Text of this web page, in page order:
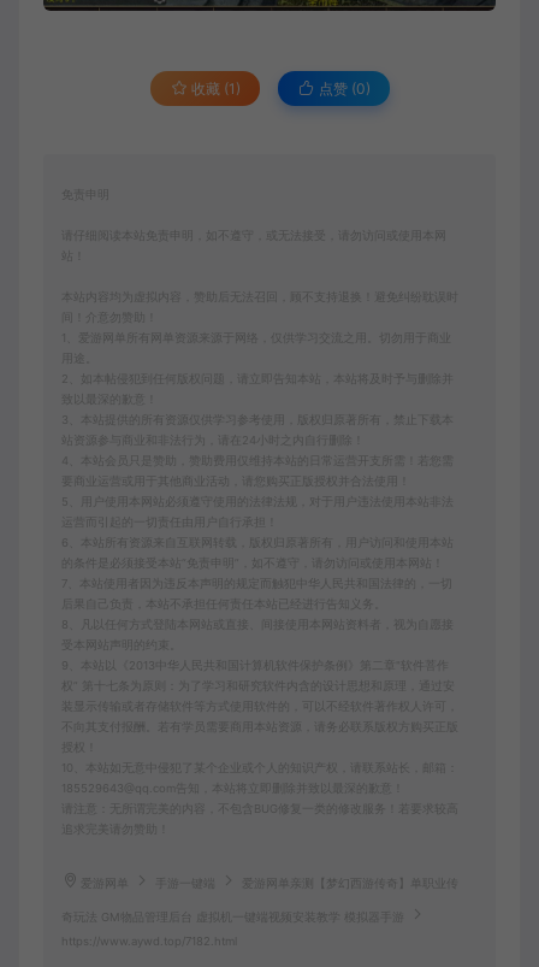
收藏 (1) 点赞 (0)
免责申明
请仔细阅读本站免责申明，如不遵守，或无法接受，请勿访问或使用本网
本站内容均为虚拟内容，赞助后无法召回，顾不支持退换！避免纠纷耽误时
间！介意勿赞助！
1、爱游网单所有网单资源来源于网络，仅供学习交流之用。切勿用于商业
2、如本帖侵犯到任何版权问题，请立即告知本站，本站将及时予与删除并
致以最深的歉意！
3、本站提供的所有资源仅供学习参考使用，版权归原著所有，禁止下载本
站资源参与商业和非法行为，请在24小时之内自行删除！
4、本站会员只是赞助，赞助费用仅维持本站的日常运营开支所需！若您需
要商业运营或用于其他商业活动，请您购买正版授权并合法使用！
5、用户使用本网站必须遵守使用的法律法规，对于用户违法使用本站非法
6、本站所有资源来自互联网转载，版权归原著所有，用户访问和使用本站
的条件是必须接受本站“免责申明”，如不遵守，请勿访问或使用本网站！
7、本站使用者因为违反本声明的规定而触犯中华人民共和国法律的，一切
后果自己负责，本站不承担任何责任本站已经进行告知义务。
8、凡以任何方式登陆本网站或直接、间接使用本网站资料者，视为自愿接
受本网站声明的约束。
9、本站以《2013中华人民共和国计算机软件保护条例》第二章"软件菩作
权” 第十七条为原则：为了学习和研究软件内含的设计思想和原理，通过安
装显示传输或者存储软件等方式使用软件的，可以不经软件著作权人许可，
不向其支付报酬。若有学员需要商用本站资源，请务必联系版权方购买正版
10、本站如无意中侵犯了某个企业或个人的知识产权，请联系站长，邮箱：
185529643@qq.com告知，本站将立即删除并致以最深的歉意！
请注意：无所谓完美的内容，不包含BUG修复一类的修改服务！若要求较高
追求完美请勿赞助！
爱游网单 手游一键端 爱游网单亲测【梦幻西游传奇】单职业传
奇玩法 GM物品管理后台 虚拟机一键端视频安装教学 模拟器手游
https://www.aywd.top/7182.html